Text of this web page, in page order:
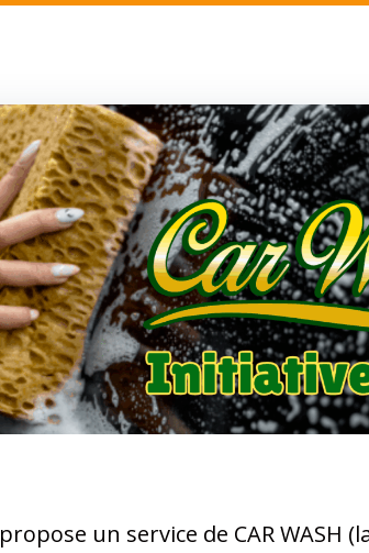
un service de CAR WASH